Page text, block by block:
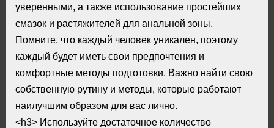
уверенными, а также использование простейших
смазок и растяжителей для анальной зоны.
Помните, что каждый человек уникален, поэтому
каждый будет иметь свои предпочтения и
комфортные методы подготовки. Важно найти свою
собственную рутину и методы, которые работают
наилучшим образом для вас лично.
<h3> Используйте достаточное количество